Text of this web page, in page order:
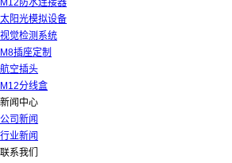
M12防水连接器
太阳光模拟设备
视觉检测系统
M8插座定制
航空插头
M12分线盒
新闻中心
公司新闻
行业新闻
联系我们